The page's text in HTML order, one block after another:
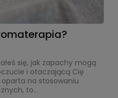
się, jak zapachy mogą
i otaczającą Cię
na stosowaniu
to...